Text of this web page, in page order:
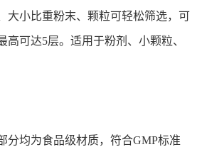
大小比重粉末、颗粒可轻松筛选，可
高可达5层。适用于粉剂、小颗粒、
均为食品级材质，符合GMP标准